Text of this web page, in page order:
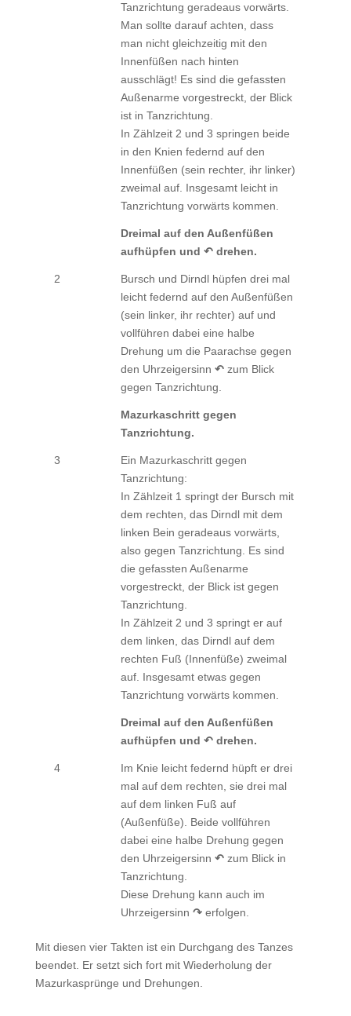
Tanzrichtung geradeaus vorwärts.
Man sollte darauf achten, dass
man nicht gleichzeitig mit den
Innenfüßen nach hinten
ausschlägt! Es sind die gefassten
Außenarme vorgestreckt, der Blick
ist in Tanzrichtung.
In Zählzeit 2 und 3 springen beide
in den Knien federnd auf den
Innenfüßen (sein rechter, ihr linker)
zweimal auf. Insgesamt leicht in
Tanzrichtung vorwärts kommen.
Dreimal auf den Außenfüßen
aufhüpfen und ↶ drehen.
2
Bursch und Dirndl hüpfen drei mal
leicht federnd auf den Außenfüßen
(sein linker, ihr rechter) auf und
vollführen dabei eine halbe
Drehung um die Paarachse gegen
den Uhrzeigersinn ↶zum Blick
gegen Tanzrichtung.
Mazurkaschritt gegen
Tanzrichtung.
3
Ein Mazurkaschritt gegen
Tanzrichtung:
In Zählzeit 1 springt der Bursch mit
dem rechten, das Dirndl mit dem
linken Bein geradeaus vorwärts,
also gegen Tanzrichtung. Es sind
die gefassten Außenarme
vorgestreckt, der Blick ist gegen
Tanzrichtung.
In Zählzeit 2 und 3 springt er auf
dem linken, das Dirndl auf dem
rechten Fuß (Innenfüße) zweimal
auf. Insgesamt etwas gegen
Tanzrichtung vorwärts kommen.
Dreimal auf den Außenfüßen
aufhüpfen und ↶ drehen.
4
Im Knie leicht federnd hüpft er drei
mal auf dem rechten, sie drei mal
auf dem linken Fuß auf
(Außenfüße). Beide vollführen
dabei eine halbe Drehung gegen
den Uhrzeigersinn ↶zum Blick in
Tanzrichtung.
Diese Drehung kann auch im
Uhrzeigersinn ↷erfolgen.
Mit diesen vier Takten ist ein Durchgang des Tanzes
beendet. Er setzt sich fort mit Wiederholung der
Mazurkasprünge und Drehungen.